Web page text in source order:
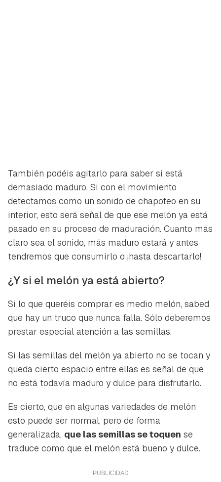
También podéis agitarlo para saber si está
demasiado maduro. Si con el movimiento
detectamos como un sonido de chapoteo en su
interior, esto será señal de que ese melón ya está
pasado en su proceso de maduración. Cuanto más
claro sea el sonido, más maduro estará y antes
tendremos que consumirlo o ¡hasta descartarlo!
¿Y si el melón ya está abierto?
Si lo que queréis comprar es medio melón, sabed
que hay un truco que nunca falla. Sólo deberemos
prestar especial atención a las semillas.
Si las semillas del melón ya abierto no se tocan y
queda cierto espacio entre ellas es señal de que
no está todavía maduro y dulce para disfrutarlo.
Es cierto, que en algunas variedades de melón
esto puede ser normal, pero de forma
generalizada, que las semillas se toquen se
traduce como que el melón está bueno y dulce.